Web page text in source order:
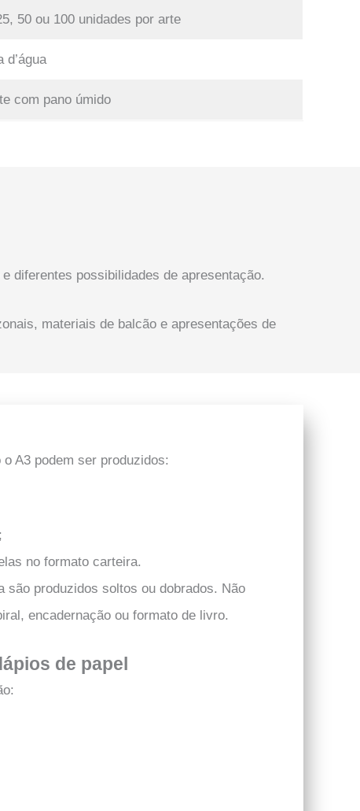
50 ou 100 unidades por arte
d’água
com pano úmido
diferentes possibilidades de apresentação.
materiais de balcão e apresentações de
A3 podem ser produzidos:
no formato carteira.
são produzidos soltos ou dobrados. Não
encadernação ou formato de livro.
de papel